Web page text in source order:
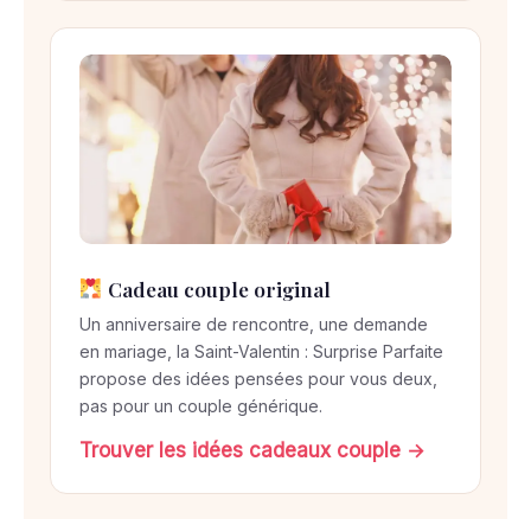
Cadeau couple original
Un anniversaire de rencontre, une demande
en mariage, la Saint-Valentin : Surprise Parfaite
propose des idées pensées pour vous deux,
pas pour un couple générique.
Trouver les idées cadeaux couple →